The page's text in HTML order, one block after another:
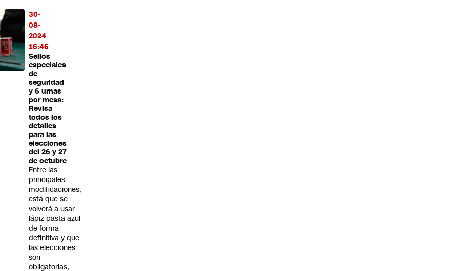
30-
08-
2024
16:46
Sellos
especiales
de
seguridad
y 6 urnas
por mesa:
Revisa
todos los
detalles
para las
elecciones
del 26 y 27
de octubre
Entre las
principales
modificaciones,
está que se
volverá a usar
lápiz pasta azul
de forma
definitiva y que
las elecciones
son
obligatorias,